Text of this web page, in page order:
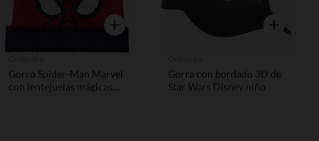
Vista rápida
Gorro Spider-Man Marvel
con lentejuelas mágicas
Vista rápida
Gorra con bordado 3D de
Star Wars Disney niño